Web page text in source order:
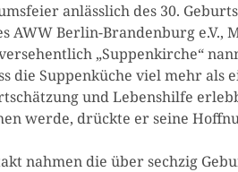
anlässlich des 30.
AWW Berlin-Brandenburg
„Suppenkirche“
die Suppenküche viel mehr als
und Lebenshilfe
werde, drückte er seine
nahmen die über sechzig